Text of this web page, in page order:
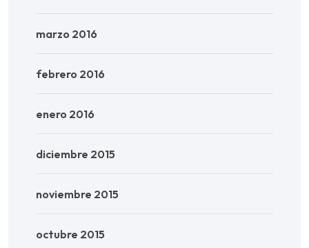
marzo 2016
febrero 2016
enero 2016
diciembre 2015
noviembre 2015
octubre 2015